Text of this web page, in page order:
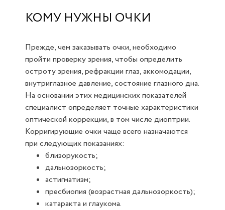
КОМУ НУЖНЫ ОЧКИ
Прежде, чем заказывать очки, необходимо
пройти проверку зрения, чтобы определить
остроту зрения, рефракции глаз, аккомодации,
внутриглазное давление, состояние глазного дна.
На основании этих медицинских показателей
специалист определяет точные характеристики
оптической коррекции, в том числе диоптрии.
Корригирующие очки чаще всего назначаются
при следующих показаниях:
близорукость;
дальнозоркость;
астигматизм;
пресбиопия (возрастная дальнозоркость);
катаракта и глаукома.